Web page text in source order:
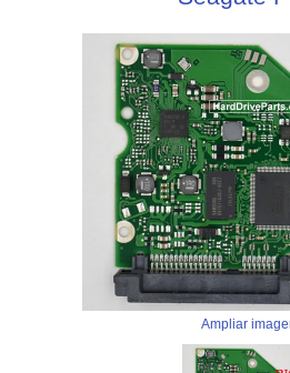
Ampliar